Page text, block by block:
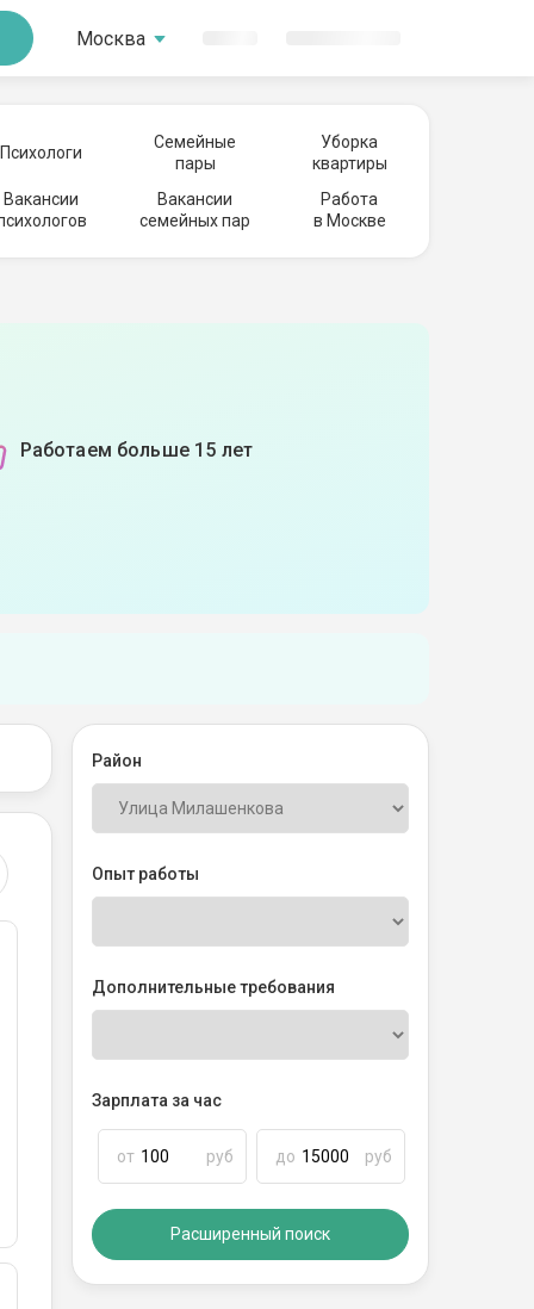
Москва
Психологи
Семейные
пары
Уборка
квартиры
Вакансии
Вакансии
семейных пар
Работа
в Москве
Работаем больше 15 лет
Район
Опыт работы
Дополнительные требования
Зарплата за час
от руб до руб
Расширенный поиск